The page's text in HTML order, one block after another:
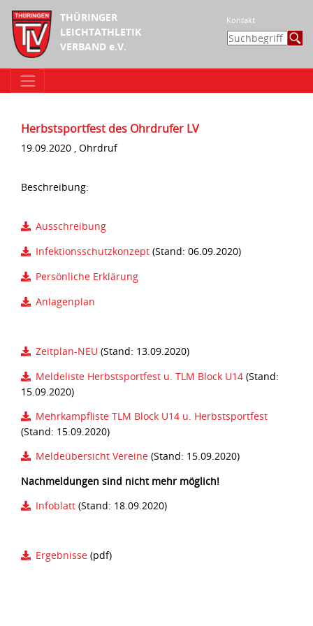
THÜRINGER
LEICHTATHLETIK
VERBAND e.V.
Kontakt
Herbstsportfest des Ohrdrufer LV
19.09.2020 , Ohrdruf
Beschreibung:
Ausschreibung
Infektionsschutzkonzept (Stand: 06.09.2020)
Persönliche Erklärung
Anlagenplan
Zeitplan-NEU (Stand: 13.09.2020)
Meldeliste Herbstsportfest u. TLM Block U14 (Stand:
15.09.2020)
Mehrkampfliste TLM Block U14 u. Herbstsportfest
(Stand: 15.09.2020)
Meldeübersicht Vereine (Stand: 15.09.2020)
Nachmeldungen sind nicht mehr möglich!
Infoblatt (Stand: 18.09.2020)
Ergebnisse (pdf)